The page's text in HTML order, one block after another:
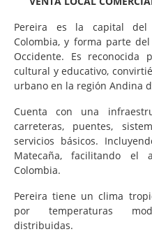
Pereira es la capital del
Colombia, y forma parte
Occidente. Es reconocida
cultural y educativo,
urbano en la región Andina
Cuenta con una
carreteras, puentes,
servicios básicos.
Matecaña, facilitando el
Colombia.
Pereira tiene un clima
por temperaturas
distribuidas.